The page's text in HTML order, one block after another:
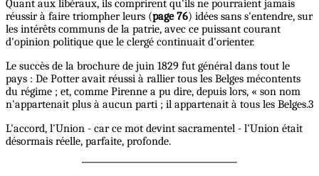
Quant aux libéraux, ils comprirent qu'ils ne pourraient jamais
réussir à faire triompher leurs (page 76) idées sans s'entendre, sur
les intérêts communs de la patrie, avec ce puissant courant
d'opinion politique que le clergé continuait d'orienter.
Le succès de la brochure de juin 1829 fut général dans tout le
pays : De Potter avait réussi à rallier tous les Belges mécontents
du régime ; et, comme Pirenne a pu dire, depuis lors, « son nom
n'appartenait plus à aucun parti ; il appartenait à tous les Belges.3
L'accord, l'Union - car ce mot devint sacramentel - l'Union était
désormais réelle, parfaite, profonde.